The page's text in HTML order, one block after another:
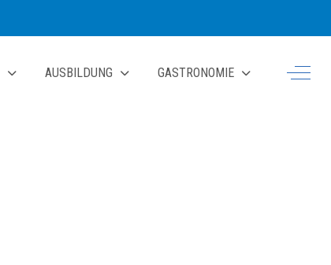
AUSBILDUNG GASTRONOMIE Off-